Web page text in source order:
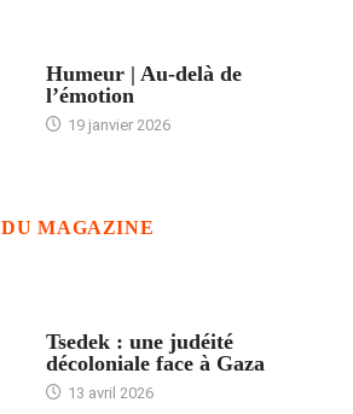
Humeur | Au-delà de
l’émotion
19 janvier 2026
DU MAGAZINE
Tsedek : une judéité
décoloniale face à Gaza
13 avril 2026